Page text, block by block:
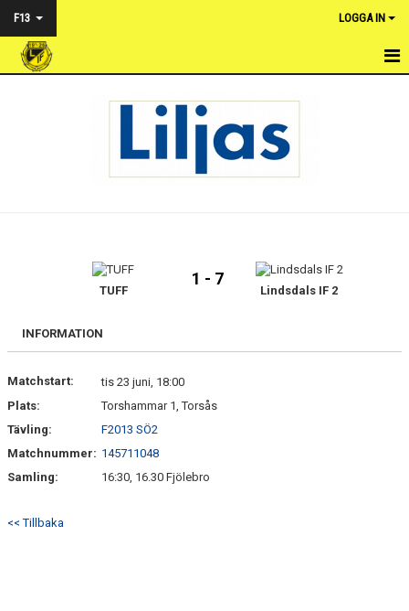
F13 LOGGA IN
KONTAKT
TUFF
1 - 7
Lindsdals IF 2
INFORMATION
Matchstart:
tis 23 juni, 18:00
Plats:
Torshammar 1, Torsås
Tävling:
F2013 SÖ2
Matchnummer: 145711048
Samling:
16:30, 16.30 Fjölebro
<< Tillbaka